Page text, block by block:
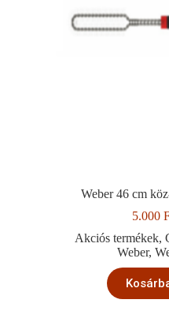
Weber 46 cm
5.000
Akciós termékek,
Weber,